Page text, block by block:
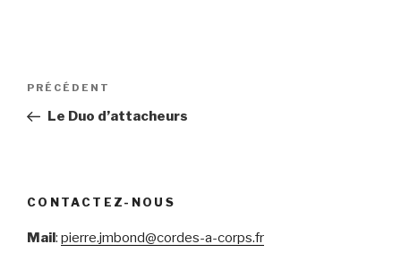
Navigation
l’article
Article
précédent
PRÉCÉDENT
Le Duo d’attacheurs
CONTACTEZ-NOUS
Mail : pierre.jmbond@cordes-a-corps.fr